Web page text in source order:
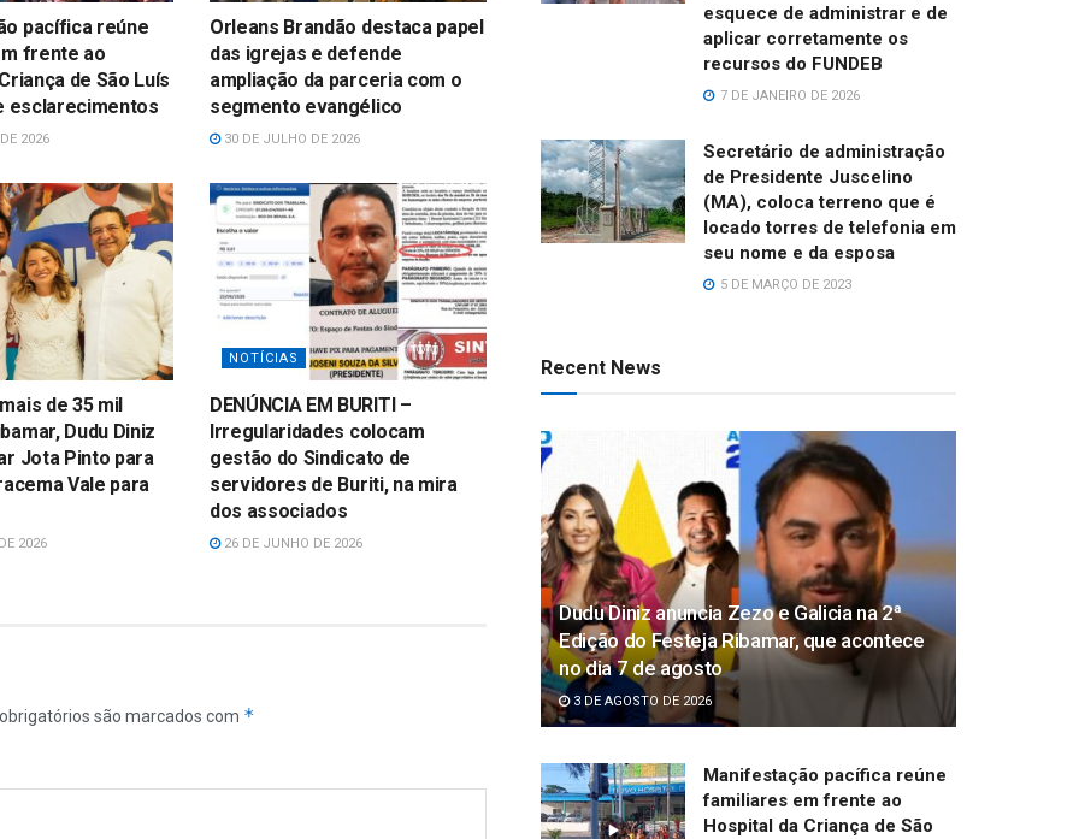
pacífica reúne
frente ao
de São Luís
esclarecimentos
2026
Orleans Brandão destaca papel
das igrejas e defende
ampliação da parceria com o
segmento evangélico
30 DE JULHO DE 2026
de 35 mil
Dudu Diniz
Jota Pinto para
Vale para
2026
NOTÍCIAS
DENÚNCIA EM BURITI –
Irregularidades colocam
gestão do Sindicato de
servidores de Buriti, na mira
dos associados
26 DE JUNHO DE 2026
são marcados com *
esquece de administrar e de
aplicar corretamente os
recursos do FUNDEB
7 DE JANEIRO DE 2026
Secretário de administração
de Presidente Juscelino
(MA), coloca terreno que é
locado torres de telefonia em
seu nome e da esposa
5 DE MARÇO DE 2023
Recent News
Dudu Diniz anuncia Zezo e Galicia na 2ª
Edição do Festeja Ribamar, que acontece
no dia 7 de agosto
3 DE AGOSTO DE 2026
Manifestação pacífica reúne
familiares em frente ao
Hospital da Criança de São